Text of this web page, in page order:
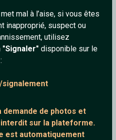
mal à l’aise, si vous êtes
inapproprié, suspect ou
utilisez
"Signaler" disponible sur le
demande de photos et
sur la plateforme.
est automatiquement